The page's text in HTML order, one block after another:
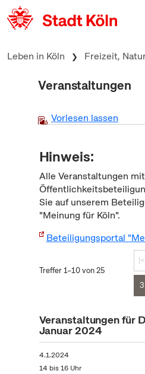
zum Inhalt springen
Leben in Köln Freizeit,
Veranstaltungen
Vorlesen lassen
Hinweis:
Alle Veranstaltungen
Sie auf unserem
"Meinung für Köln".
Beteiligungsportal
Treffer 1–10 von 25
|<
3
Veranstaltungen für
Januar 2024
4.1.2024
14 bis 16 Uhr